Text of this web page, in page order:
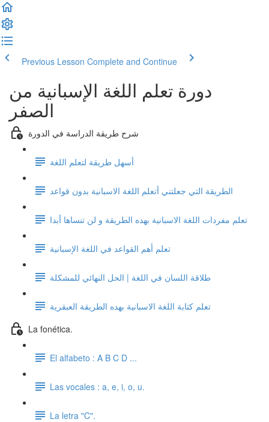
Previous Lesson Complete and Continue
دورة تعلم اللغة الإسبانية من
الصفر
شرح طريقة الدراسة في الدورة
أسهل طريقة لتعلم اللغة
الطريقة التي جعلتني أتعلم اللغة الاسبانية بدون قواعد
تعلم مفردات اللغة الاسبانية بهده الطريقة و لن تنساها أبدا
تعلم أهم القواعد في اللغة الإسبانية
طلاقة اللسان في اللغة | الحل النهائي للمشكلة
تعلم كتابة اللغة الاسبانية بهده الطريقة العبقرية
La fonética.
El alfabeto : A B C D ...
Las vocales : a, e, i, o, u.
La letra "C".